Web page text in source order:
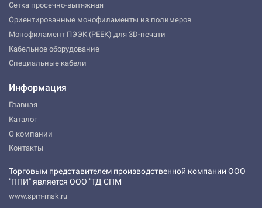
Сетка просечно-вытяжная
Ориентированные монофиламенты из полимеров
Монофиламент ПЭЭК (РЕЕК) для 3D-печати
Кабельное оборудование
Специальные кабели
Информация
Главная
Каталог
О компании
Контакты
Торговым представителем производственной компании ООО
"ППИ" является ООО "ТД СПМ
www.spm-msk.ru